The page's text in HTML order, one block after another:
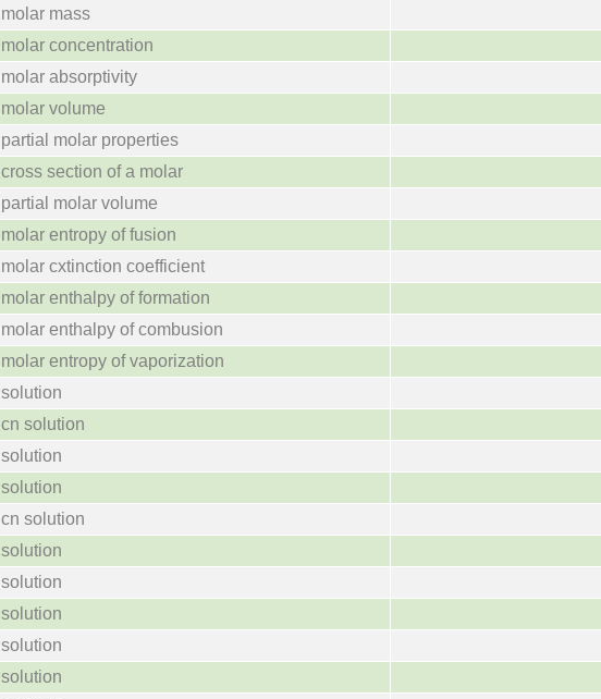
molar mass
molar concentration
molar absorptivity
molar volume
partial molar properties
cross section of a molar
partial molar volume
molar entropy of fusion
molar cxtinction coefficient
molar enthalpy of formation
molar enthalpy of combusion
molar entropy of vaporization
solution
cn solution
solution
solution
cn solution
solution
solution
solution
solution
solution